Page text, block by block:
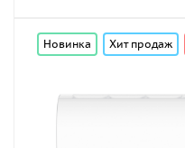
Новинка Хит продаж